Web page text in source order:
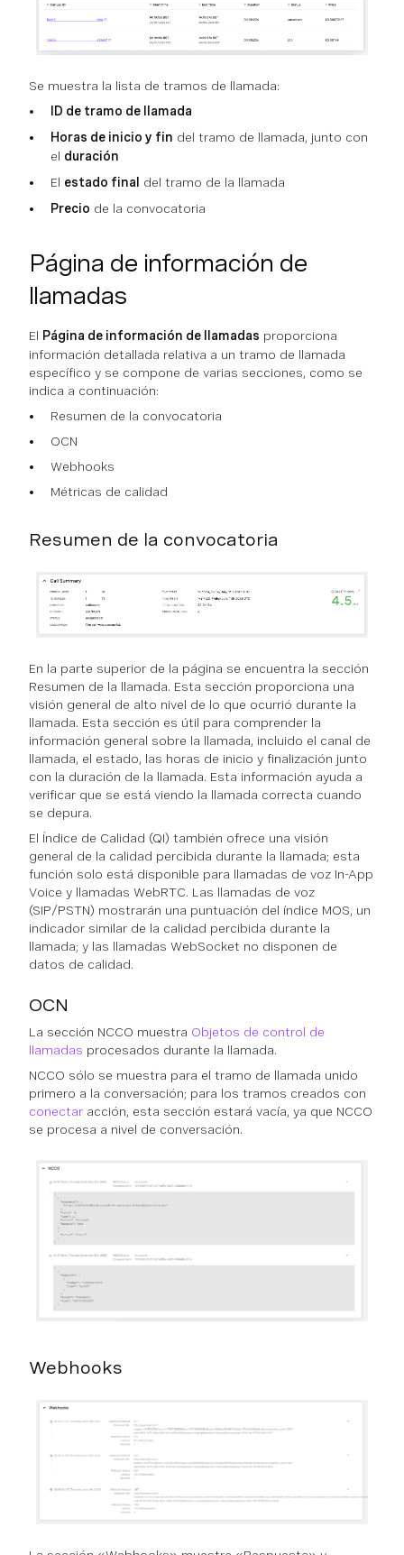
Se muestra la lista de tramos de llamada:
ID de tramo de llamada
Horas de inicio y fin del tramo de llamada, junto con
el duración
El estado final
del tramo de la llamada
Precio de la convocatoria
Página de información de
llamadas
El Página de información de llamadas proporciona
información detallada relativa a un tramo de llamada
específico y se compone de varias secciones, como se
indica a continuación:
Resumen de la convocatoria
OCN
Webhooks
Métricas de calidad
Resumen de la convocatoria
En la parte superior de la página se encuentra la sección
Resumen de la llamada. Esta sección proporciona una
visión general de alto nivel de lo que ocurrió durante la
llamada. Esta sección es útil para comprender la
información general sobre la llamada, incluido el canal de
llamada, el estado, las horas de inicio y finalización junto
con la duración de la llamada. Esta información ayuda a
verificar que se está viendo la llamada correcta cuando
se depura.
El Índice de Calidad (QI) también ofrece una visión
general de la calidad percibida durante la llamada; esta
función solo está disponible para llamadas de voz In-App
Voice y llamadas WebRTC. Las llamadas de voz
(SIP/PSTN) mostrarán una puntuación del índice MOS, un
indicador similar de la calidad percibida durante la
llamada; y las llamadas WebSocket no disponen de
datos de calidad.
OCN
La sección NCCO muestra Objetos de control de
llamadas procesados durante la llamada.
NCCO sólo se muestra para el tramo de llamada unido
primero a la conversación; para los tramos creados con
conectar acción, esta sección estará vacía, ya que NCCO
se procesa a nivel de conversación.
Webhooks